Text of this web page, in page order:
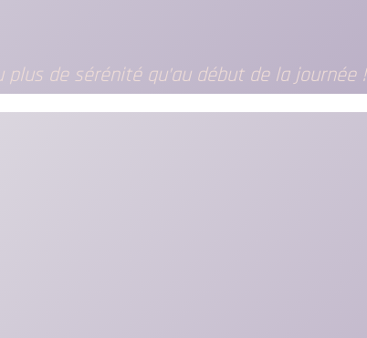
de sérénité qu’au début de la journée !